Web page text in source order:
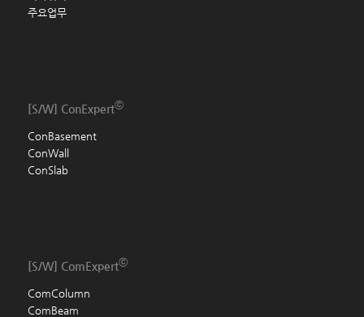
주요업무
[S/W] ConExpertⓒ
ConBasement
ConWall
ConSlab
[S/W] ComExpertⓒ
ComColumn
ComBeam